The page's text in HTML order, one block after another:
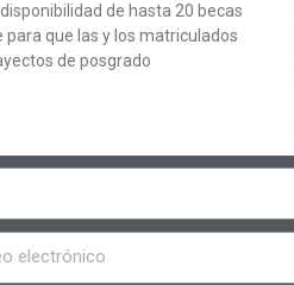
de hasta 20 becas
que las y los matriculados
de posgrado